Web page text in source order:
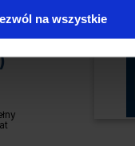
na wszystkie
pracy: